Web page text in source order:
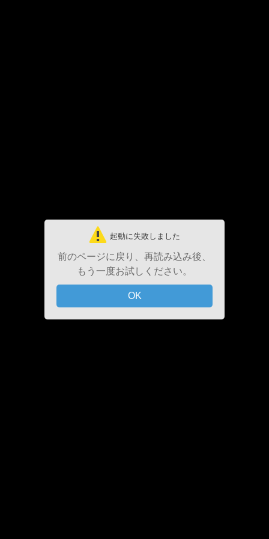
起動に失敗しました
前のページに戻り、再読み込み後、
もう一度お試しください。
OK